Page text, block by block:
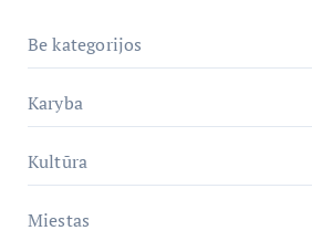
Be kategorijos
Karyba
Kultūra
Miestas